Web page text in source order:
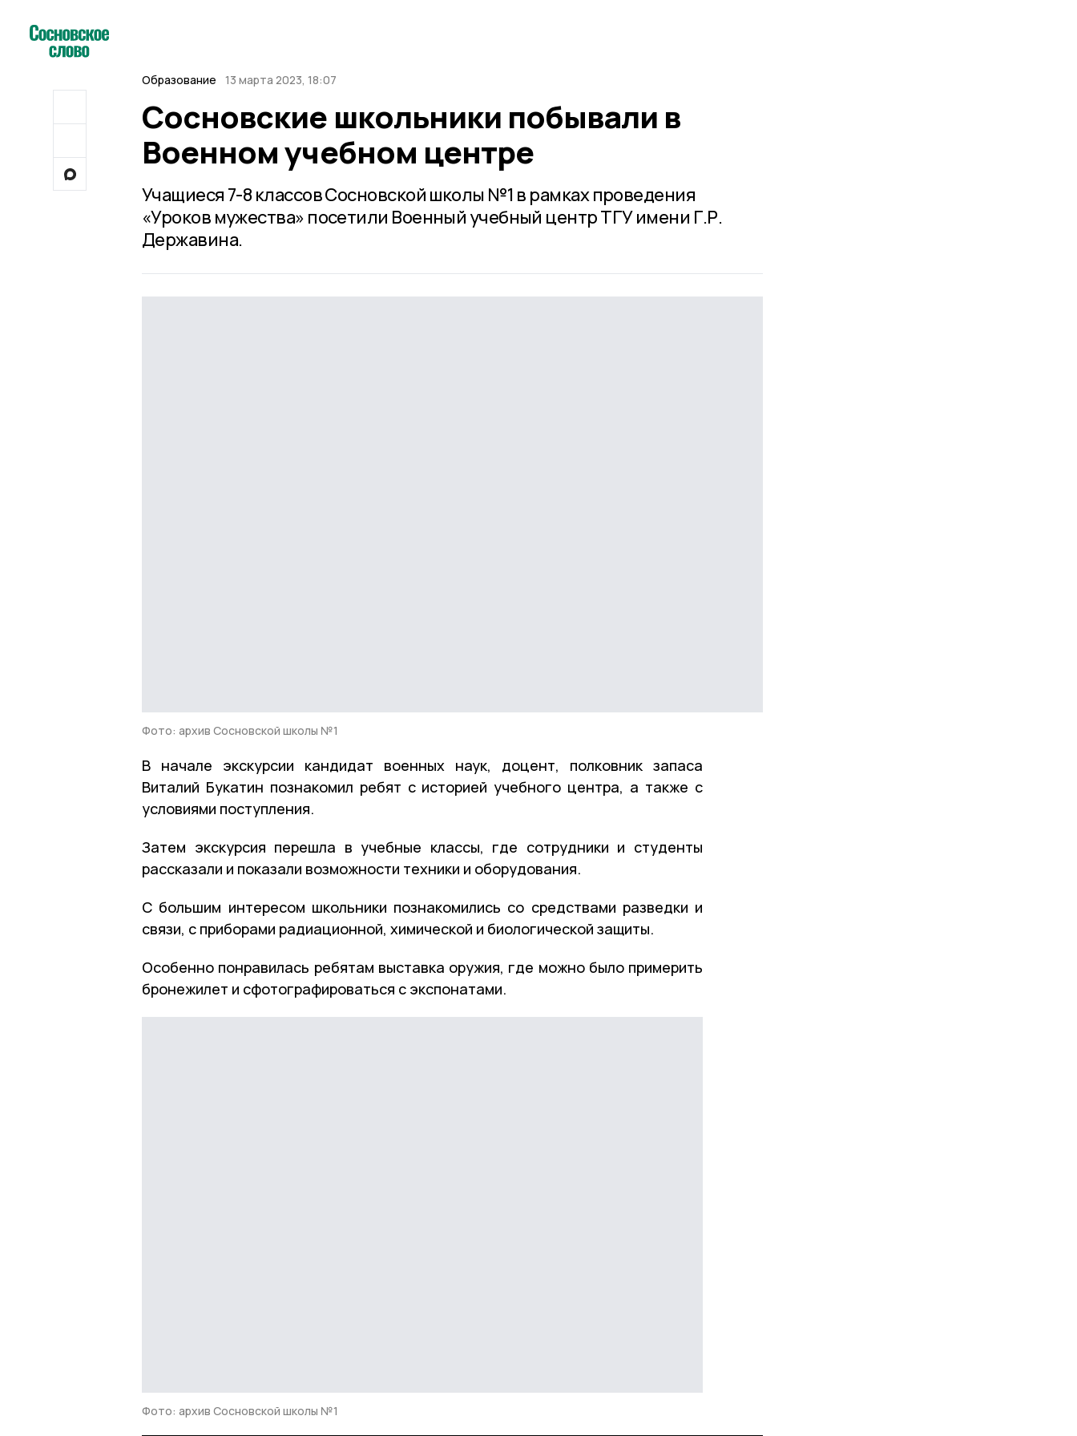
Образование 13 марта 2023, 18:07
Сосновские школьники побывали в
Военном учебном центре
Учащиеся 7-8 классов Сосновской школы №1 в рамках проведения
«Уроков мужества» посетили Военный учебный центр ТГУ имени Г.Р.
Державина.
Фото: архив Сосновской школы №1
В начале экскурсии кандидат военных наук, доцент, полковник запаса
Виталий Букатин познакомил ребят с историей учебного центра, а также с
условиями поступления.
Затем экскурсия перешла в учебные классы, где сотрудники и студенты
рассказали и показали возможности техники и оборудования.
С большим интересом школьники познакомились со средствами разведки и
связи, с приборами радиационной, химической и биологической защиты.
Особенно понравилась ребятам выставка оружия, где можно было примерить
бронежилет и сфотографироваться с экспонатами.
Фото: архив Сосновской школы №1